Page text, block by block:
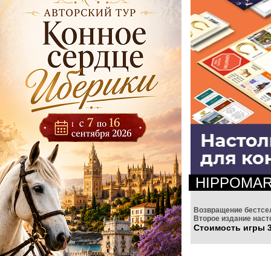
Возвращение
Второе издание
Стоимость игры